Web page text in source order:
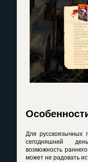
Для русскоязычных
сегодняшний
возможность
может не радовать